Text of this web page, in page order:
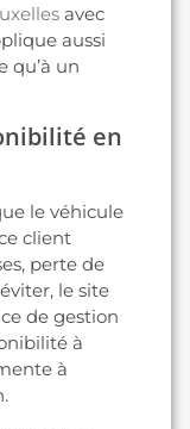
avec
aussi
qu’à un
en
le véhicule
client
perte de
le site
de gestion
à
à